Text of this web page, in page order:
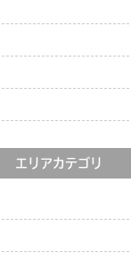
エリアカテゴリ